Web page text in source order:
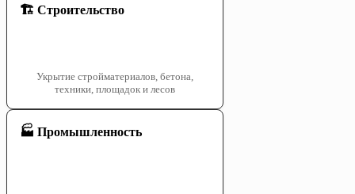
🏗️ Строительство
Укрытие стройматериалов, бетона,
техники, площадок и лесов
🏭 Промышленность